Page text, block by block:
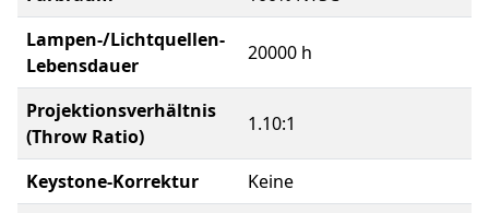
Lampen-/Lichtquellen-
Lebensdauer
20000 h
Projektionsverhältnis
(Throw Ratio)
1.10:1
Keystone-Korrektur
Keine